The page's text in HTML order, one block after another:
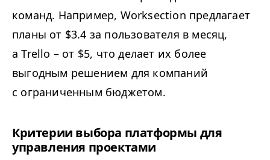
команд. Например, Worksection предлагает
планы от $3.4 за пользователя в месяц,
а Trello – от $5, что делает их более
выгодным решением для компаний
с ограниченным бюджетом.
Критерии выбора платформы для
управления проектами